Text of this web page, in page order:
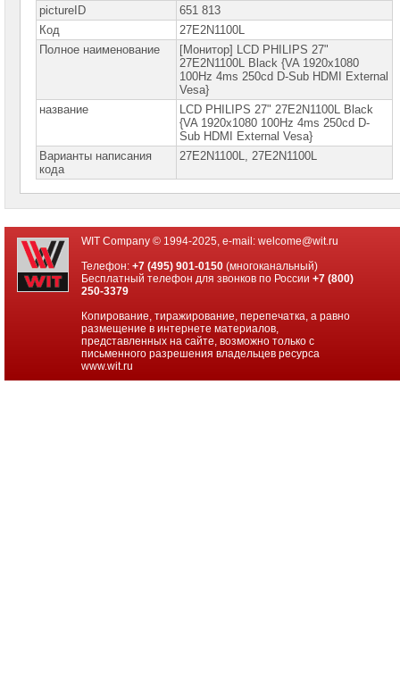
pictureID
651 813
Код
27E2N1100L
Полное наименование
[Монитор] LCD PHILIPS 27"
27E2N1100L Black {VA 1920x1080
100Hz 4ms 250cd D-Sub HDMI External
Vesa}
название
LCD PHILIPS 27" 27E2N1100L Black
{VA 1920x1080 100Hz 4ms 250cd D-
Sub HDMI External Vesa}
Варианты написания
кода
27E2N1100L, 27E2N1100L
WIT Company © 1994-2025, e-mail: welcome@wit.ru
Телефон:+7 (495) 901-0150 (многоканальный)
Бесплатный телефон для звонков по России+7 (800)
250-3379
Копирование, тиражирование, перепечатка, а равно
размещение в интернете материалов,
представленных на сайте, возможно только с
письменного разрешения владельцев ресурса
www.wit.ru